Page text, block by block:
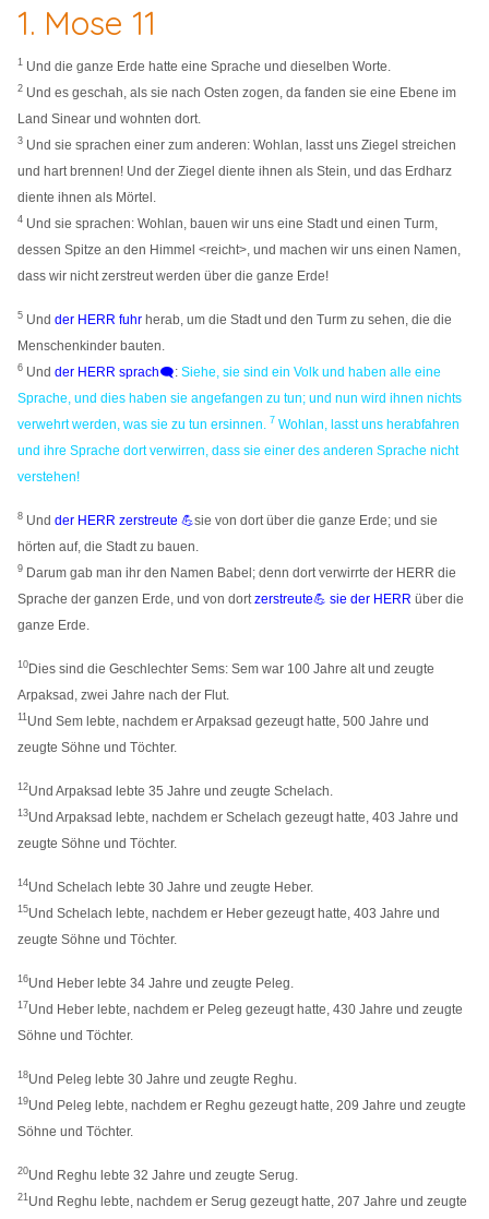
1. Mose 11
1 Und die ganze Erde hatte eine Sprache und dieselben Worte.
2 Und es geschah, als sie nach Osten zogen, da fanden sie eine Ebene im
Land Sinear und wohnten dort.
3 Und sie sprachen einer zum anderen: Wohlan, lasst uns Ziegel streichen
und hart brennen! Und der Ziegel diente ihnen als Stein, und das Erdharz
diente ihnen als Mörtel.
4 Und sie sprachen: Wohlan, bauen wir uns eine Stadt und einen Turm,
dessen Spitze an den Himmel <reicht>, und machen wir uns einen Namen,
dass wir nicht zerstreut werden über die ganze Erde!
5 Undder HERR fuhr herab, um die Stadt und den Turm zu sehen, die die
Menschenkinder bauten.
6 Undder HERR sprach🗨️:Siehe, sie sind ein Volk und haben alle eine
Sprache, und dies haben sie angefangen zu tun; und nun wird ihnen nichts
verwehrt werden, was sie zu tun ersinnen.
7 Wohlan, lasst uns herabfahren
und ihre Sprache dort verwirren, dass sie einer des anderen Sprache nicht
verstehen!
8 Undder HERR zerstreute 💪sie von dort über die ganze Erde; und sie
hörten auf, die Stadt zu bauen.
9 Darum gab man ihr den Namen Babel; denn dort verwirrte der HERR die
Sprache der ganzen Erde, und von dortzerstreute💪 sie der HERRüber die
ganze Erde.
10Dies sind die Geschlechter Sems: Sem war 100 Jahre alt und zeugte
Arpaksad, zwei Jahre nach der Flut.
11 Und Sem lebte, nachdem er Arpaksad gezeugt hatte, 500 Jahre und
zeugte Söhne und Töchter.
12Und Arpaksad lebte 35 Jahre und zeugte Schelach.
13Und Arpaksad lebte, nachdem er Schelach gezeugt hatte, 403 Jahre und
zeugte Söhne und Töchter.
14Und Schelach lebte 30 Jahre und zeugte Heber.
15Und Schelach lebte, nachdem er Heber gezeugt hatte, 403 Jahre und
zeugte Söhne und Töchter.
16Und Heber lebte 34 Jahre und zeugte Peleg.
17Und Heber lebte, nachdem er Peleg gezeugt hatte, 430 Jahre und zeugte
Söhne und Töchter.
18Und Peleg lebte 30 Jahre und zeugte Reghu.
19Und Peleg lebte, nachdem er Reghu gezeugt hatte, 209 Jahre und zeugte
Söhne und Töchter.
20Und Reghu lebte 32 Jahre und zeugte Serug.
21 Und Reghu lebte, nachdem er Serug gezeugt hatte, 207 Jahre und zeugte